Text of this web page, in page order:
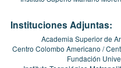
Instituciones Adjuntas:
Academia Superior de
Centro Colombo Americano
Fundación